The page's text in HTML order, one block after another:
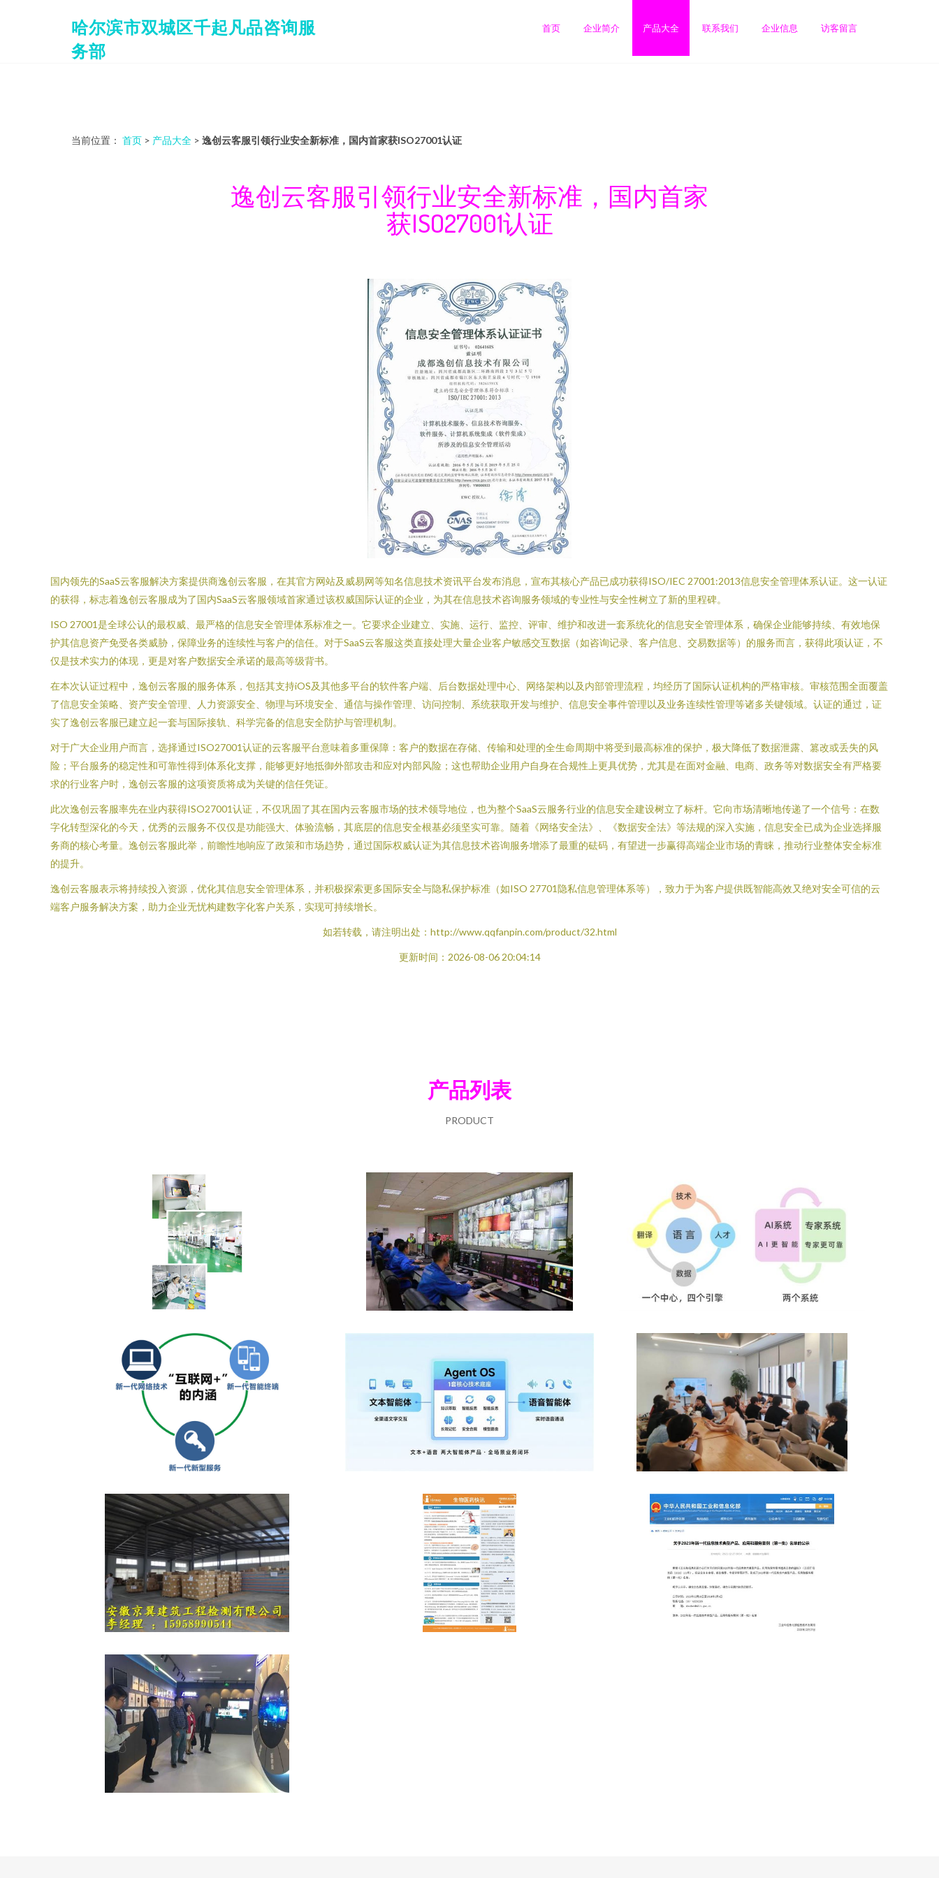
哈尔滨市双城区千起凡品咨询服
务部
首页 企业简介 产品大全 联系我们 企业信息 访客留言
当前位置： 首页 > 产品大全 > 逸创云客服引领行业安全新标准，国内首家获ISO27001认证
逸创云客服引领行业安全新标准，国内首家
获ISO27001认证
国内领先的SaaS云客服解决方案提供商逸创云客服，在其官方网站及威易网等知名信息技术资讯平台发布消息，宣布其核心产品已成功获得ISO/IEC 27001:2013信息安全管理体系认证。这一认证
的获得，标志着逸创云客服成为了国内SaaS云客服领域首家通过该权威国际认证的企业，为其在信息技术咨询服务领域的专业性与安全性树立了新的里程碑。
ISO 27001是全球公认的最权威、最严格的信息安全管理体系标准之一。它要求企业建立、实施、运行、监控、评审、维护和改进一套系统化的信息安全管理体系，确保企业能够持续、有效地保
护其信息资产免受各类威胁，保障业务的连续性与客户的信任。对于SaaS云客服这类直接处理大量企业客户敏感交互数据（如咨询记录、客户信息、交易数据等）的服务而言，获得此项认证，不
仅是技术实力的体现，更是对客户数据安全承诺的最高等级背书。
在本次认证过程中，逸创云客服的服务体系，包括其支持iOS及其他多平台的软件客户端、后台数据处理中心、网络架构以及内部管理流程，均经历了国际认证机构的严格审核。审核范围全面覆盖
了信息安全策略、资产安全管理、人力资源安全、物理与环境安全、通信与操作管理、访问控制、系统获取开发与维护、信息安全事件管理以及业务连续性管理等诸多关键领域。认证的通过，证
实了逸创云客服已建立起一套与国际接轨、科学完备的信息安全防护与管理机制。
对于广大企业用户而言，选择通过ISO27001认证的云客服平台意味着多重保障：客户的数据在存储、传输和处理的全生命周期中将受到最高标准的保护，极大降低了数据泄露、篡改或丢失的风
险；平台服务的稳定性和可靠性得到体系化支撑，能够更好地抵御外部攻击和应对内部风险；这也帮助企业用户自身在合规性上更具优势，尤其是在面对金融、电商、政务等对数据安全有严格要
求的行业客户时，逸创云客服的这项资质将成为关键的信任凭证。
此次逸创云客服率先在业内获得ISO27001认证，不仅巩固了其在国内云客服市场的技术领导地位，也为整个SaaS云服务行业的信息安全建设树立了标杆。它向市场清晰地传递了一个信号：在数
字化转型深化的今天，优秀的云服务不仅仅是功能强大、体验流畅，其底层的信息安全根基必须坚实可靠。随着《网络安全法》、《数据安全法》等法规的深入实施，信息安全已成为企业选择服
务商的核心考量。逸创云客服此举，前瞻性地响应了政策和市场趋势，通过国际权威认证为其信息技术咨询服务增添了最重的砝码，有望进一步赢得高端企业市场的青睐，推动行业整体安全标准
的提升。
逸创云客服表示将持续投入资源，优化其信息安全管理体系，并积极探索更多国际安全与隐私保护标准（如ISO 27701隐私信息管理体系等），致力于为客户提供既智能高效又绝对安全可信的云
端客户服务解决方案，助力企业无忧构建数字化客户关系，实现可持续增长。
如若转载，请注明出处：http://www.qqfanpin.com/product/32.html
更新时间：2026-08-06 20:04:14
产品列表
PRODUCT